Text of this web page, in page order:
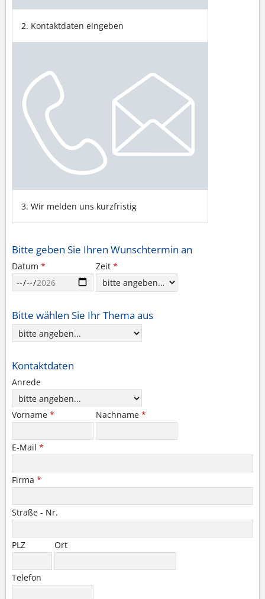
2. Kontaktdaten eingeben
3. Wir melden uns kurzfristig
Bitte geben Sie Ihren Wunschtermin an
Datum * Zeit *
Bitte wählen Sie Ihr Thema aus
Kontaktdaten
Anrede
Vorname * Nachname *
E-Mail *
Firma *
Straße - Nr.
PLZ Ort
Telefon